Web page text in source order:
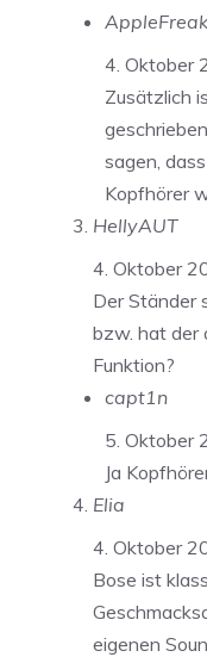
AppleFreak
4. Oktober
Zusätzlich
sagen,
Kopfhörer
HellyAUT
4. Oktober
Der Ständer
bzw. hat der
Funktion?
capt1n
5. Oktober
Ja
Elia
4. Oktober
Bose ist
eigenen